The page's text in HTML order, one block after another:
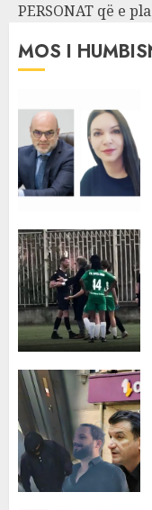
PERSONAT që e
MOS I